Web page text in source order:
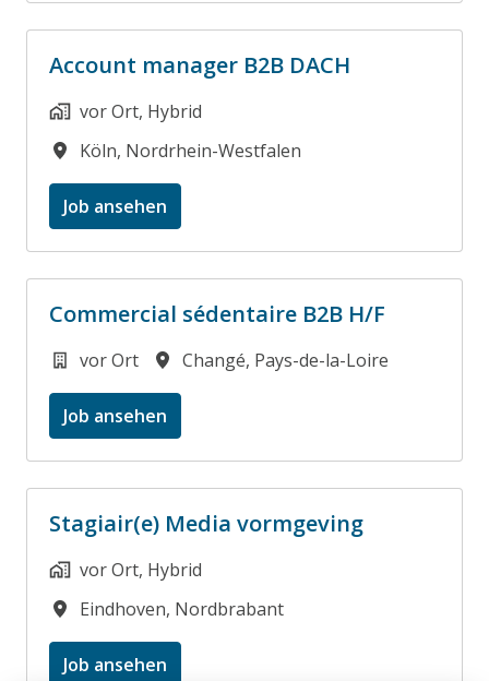
Account manager B2B DACH
vor Ort, Hybrid
Köln, Nordrhein-Westfalen
Job ansehen
Commercial sédentaire B2B H/F
vor Ort Changé, Pays-de-la-Loire
Job ansehen
Stagiair(e) Media vormgeving
vor Ort, Hybrid
Eindhoven, Nordbrabant
Job ansehen